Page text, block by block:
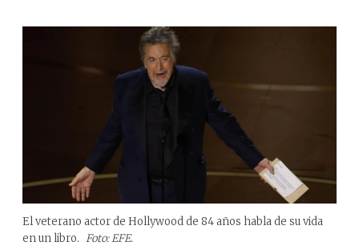
El veterano actor de Hollywood de 84 años habla de su vida
en un libro. Foto: EFE.